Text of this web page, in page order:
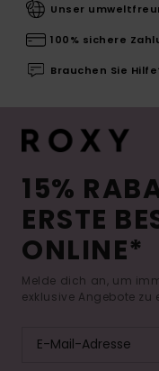
Unser
100% sichere
Brauchen Sie
15%
ERSTE
ONLINE*
Melde dich an, um
exklusive Angebote zu